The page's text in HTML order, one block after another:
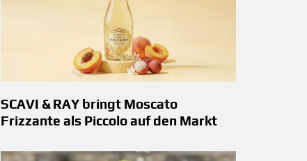
SCAVI & RAY bringt Moscato
Frizzante als Piccolo auf den Markt